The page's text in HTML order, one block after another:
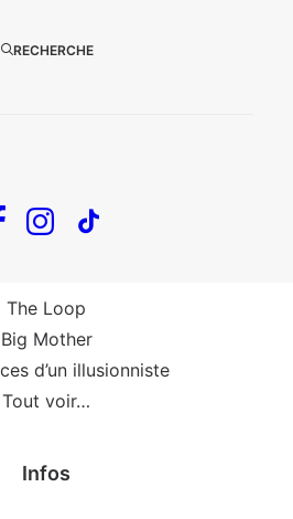
RECHERCHE
Big Mother
de la framboise
tournée
The Loop
Big Mother
d’un illusionniste
Tout voir…
Infos